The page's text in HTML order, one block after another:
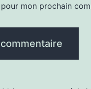
mon prochain